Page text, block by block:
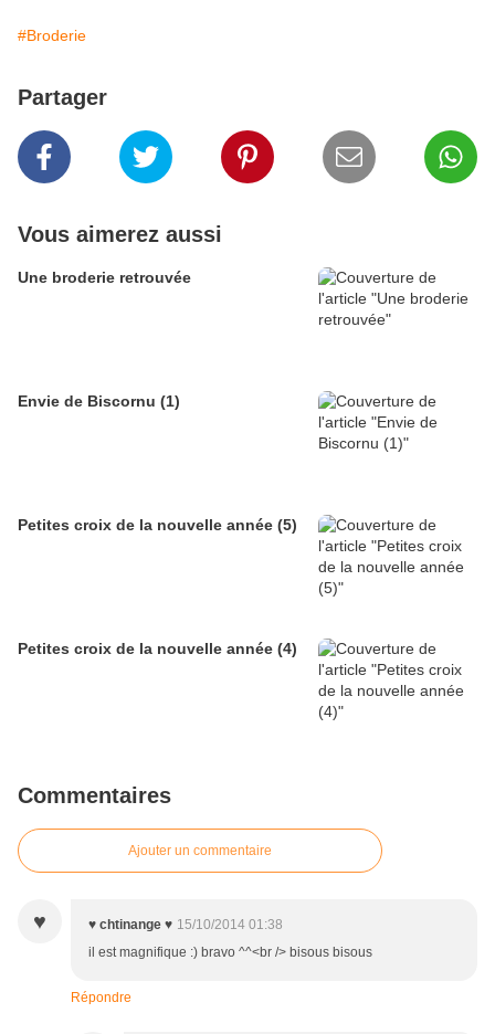
#Broderie
Partager
Vous aimerez aussi
Une broderie retrouvée
Envie de Biscornu (1)
Petites croix de la nouvelle année (5)
Petites croix de la nouvelle année (4)
Commentaires
Ajouter un commentaire
♥ ♥ chtinange ♥ 15/10/2014 01:38
il est magnifique :) bravo ^^<br /> bisous bisous
Répondre